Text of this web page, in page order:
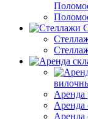
Аренда
Аренда
Аренда